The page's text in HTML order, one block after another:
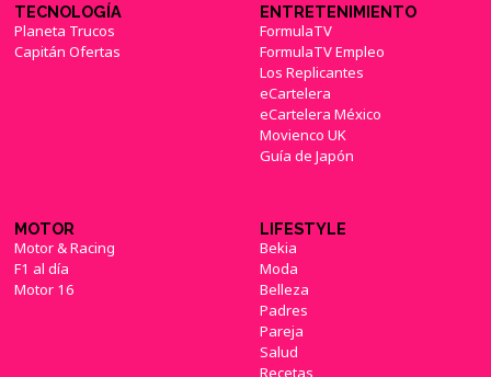
TECNOLOGÍA
Planeta Trucos
Capitán Ofertas
ENTRETENIMIENTO
FormulaTV
FormulaTV Empleo
Los Replicantes
eCartelera
eCartelera México
Movienco UK
Guía de Japón
MOTOR
Motor & Racing
F1 al día
Motor 16
LIFESTYLE
Bekia
Moda
Belleza
Padres
Pareja
Salud
Recetas